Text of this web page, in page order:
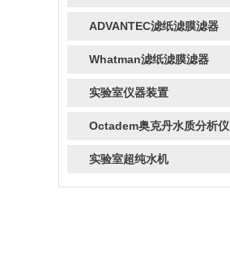
ADVANTEC滤纸滤膜滤器
Whatman滤纸滤膜滤器
实验室仪器装置
Octadem奥克丹水质分析仪
实验室超纯水机